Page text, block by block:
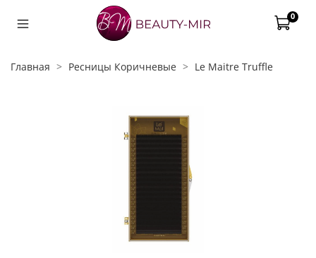
0
Главная Ресницы Коричневые Le Maitre Truffle